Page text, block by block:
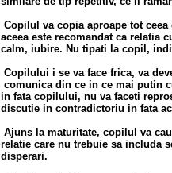
Copilul va copia aproape tot
aceea este recomandat ca relatia
calm, iubire. Nu tipati la copil,
Copilului i se va face frica, va
comunica din ce in ce mai putin
in fata copilului, nu va faceti
discutie in contradictoriu in fata
Ajuns la maturitate, copilul va
relatie care nu trebuie sa includa
disperari.